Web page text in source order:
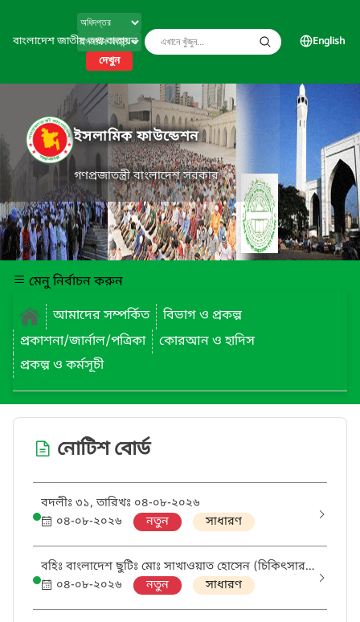
বাংলাদেশ জাতীয় তথ্য বাতায়ন
দেখুন
English
ইসলামিক ফাউন্ডেশন
গণপ্রজাতন্ত্রী বাংলাদেশ সরকার
মেনু নির্বাচন করুন
আমাদের সম্পর্কিত
বিভাগ ও প্রকল্প
প্রকাশনা/জার্নাল/পত্রিকা
কোরআন ও হাদিস
প্রকল্প ও কর্মসূচী
নোটিশ বোর্ড
বদলীঃ ৩১, তারিখঃ ০৪-০৮-২০২৬
০৪-০৮-২০২৬
নতুন সাধারণ
বহিঃ বাংলাদেশ ছুটিঃ মোঃ সাখাওয়াত হোসেন (চিকিৎসার
উদ্দেশ্যে), হিসাবরক্ষক, বরগুনা জেলা কার্যালয়, ইসলামিক
০৪-০৮-২০২৬ নতুন সাধারণ